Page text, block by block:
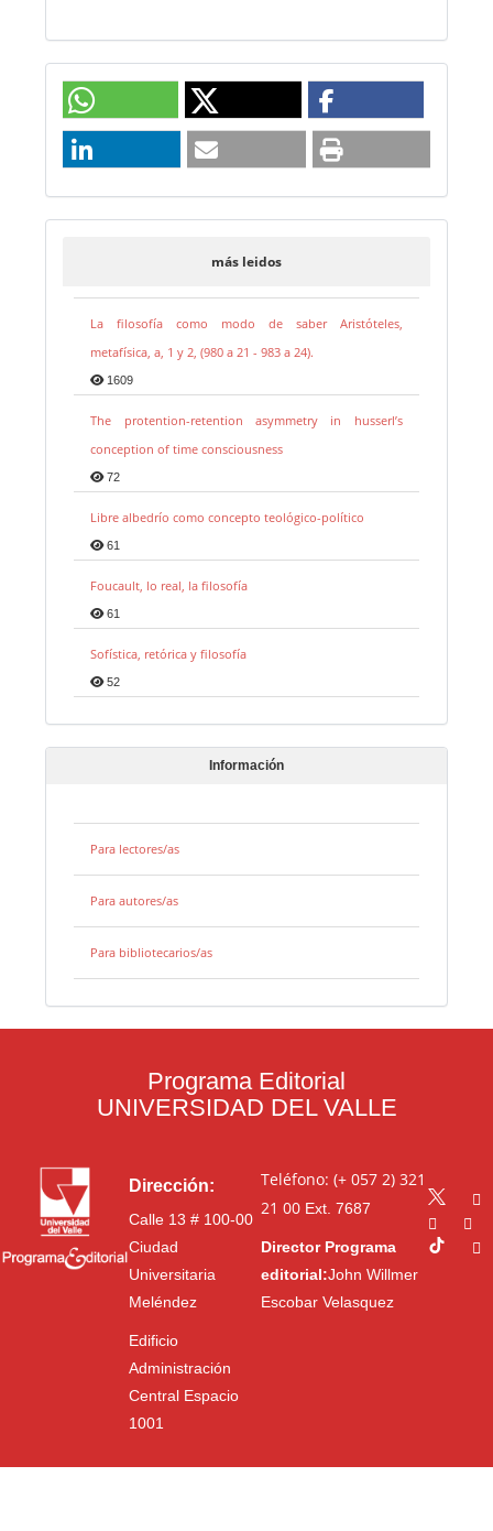
más leidos
La filosofía como modo de saber Aristóteles,
metafísica, a, 1 y 2, (980 a 21 - 983 a 24).
1609
The protention-retention asymmetry in husserl’s
conception of time consciousness
72
Libre albedrío como concepto teológico-político
61
Foucault, lo real, la filosofía
61
Sofística, retórica y filosofía
52
Información
Para lectores/as
Para autores/as
Para bibliotecarios/as
Programa Editorial
UNIVERSIDAD DEL VALLE
Dirección:
Calle 13 # 100-00
Ciudad
Universitaria
Meléndez
Edificio
Administración
Central Espacio
1001
Teléfono: (+ 057 2) 321
21 00Ext. 7687
Director Programa
editorial:John Willmer
Escobar Velasquez